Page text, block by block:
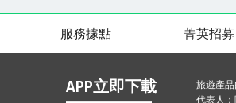
服務據點 菁英招募
APP立即下載
旅遊產
代表人